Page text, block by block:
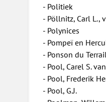
Politiek
Pöllnitz, Carl L.,
Polynices
Pompeï en
Ponson du
Pool, Carel S.
Pool, Frederik
Pool, G.J.